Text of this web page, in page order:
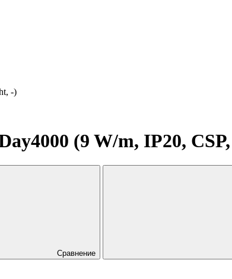
-)
(9 W/m, IP20,
Сравнение